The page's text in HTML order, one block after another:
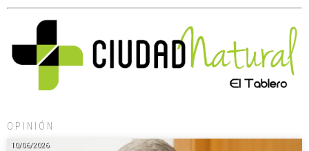
OPINIÓN
10/06/2026